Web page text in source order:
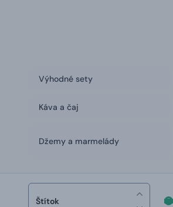
Výhodné sety
Káva a čaj
Džemy a marmelády
Štítok